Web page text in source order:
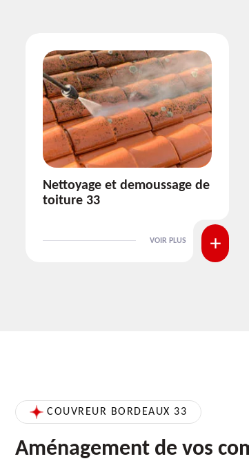
Etanchéité toiture 33
VOIR PLUS
COUVREUR BORDEAUX 33
Aménagement de vos